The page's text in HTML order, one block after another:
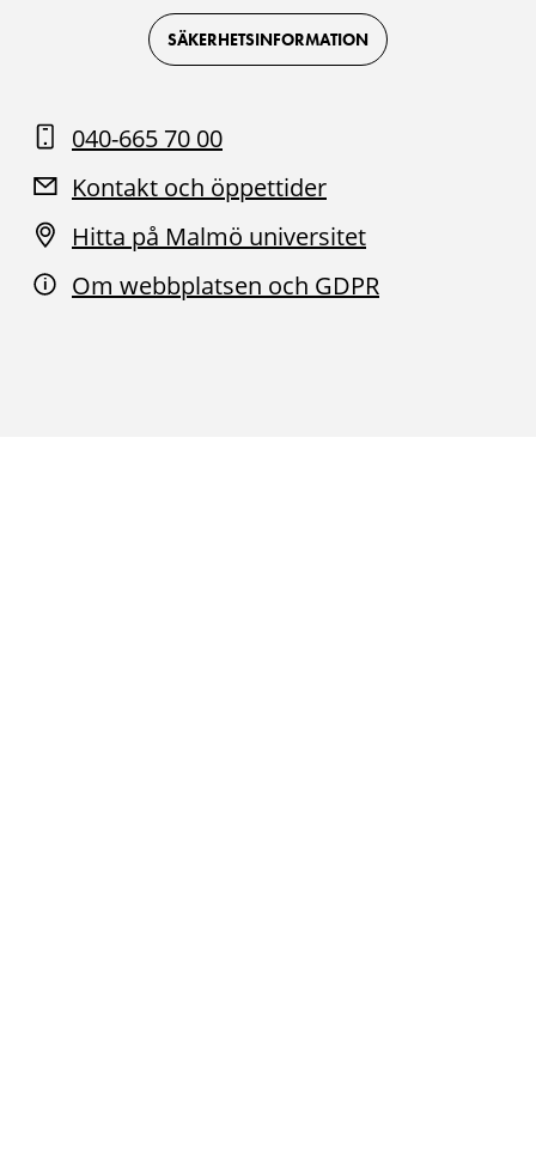
on
Facebook
on
Instagram
on
Youtube
SÄKERHETSINFORMATION
040-665 70 00
Kontakt och öppettider
Hitta på Malmö universitet
Om webbplatsen och GDPR